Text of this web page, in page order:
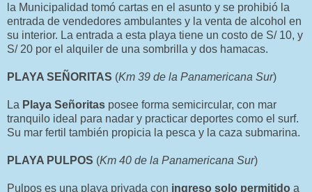
la Municipalidad tomó cartas en el asunto y se prohibió la
entrada de vendedores ambulantes y la venta de alcohol en
su interior. La entrada a esta playa tiene un costo de S/ 10, y
S/ 20 por el alquiler de una sombrilla y dos hamacas.
PLAYA SEÑORITAS (Km 39 de la Panamericana Sur)
La Playa Señoritas posee forma semicircular, con mar
tranquilo ideal para nadar y practicar deportes como el surf.
Su mar fertil también propicia la pesca y la caza submarina.
PLAYA PULPOS (Km 40 de la Panamericana Sur)
Pulpos es una playa privada con ingreso solo permitido a